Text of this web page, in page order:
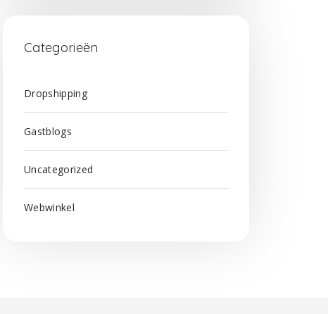
Categorieën
Dropshipping
Gastblogs
Uncategorized
Webwinkel